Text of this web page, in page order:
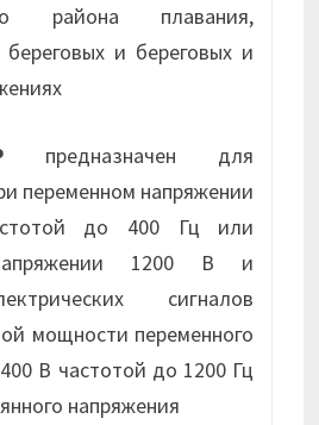
района плавания,
и береговых и
предназначен для
переменном напряжении
до 400 Гц или
1200 В и
сигналов
мощности переменного
В частотой до 1200 Гц
напряжения